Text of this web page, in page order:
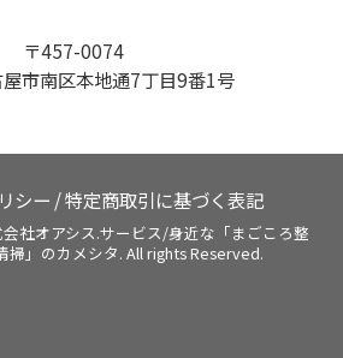
〒457-0074
市南区本地通7丁目9番1号
シー /特定商取引に基づく表記
社オアシス.サービス/身近な「まごころ整
掃」のカメシタ. All rights Reserved.